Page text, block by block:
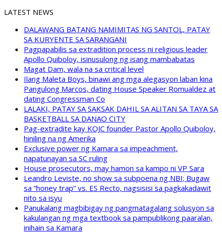
LATEST NEWS
DALAWANG BATANG NAMIMITAS NG SANTOL, PATAY
SA KURYENTE SA SARANGANI
Pagpapabilis sa extradition process ni religious leader
Apollo Quiboloy, isinusulong ng isang mambabatas
Magat Dam, wala na sa critical level
Ilang Maleta Boys, binawi ang mga alegasyon laban kina
Pangulong Marcos, dating House Speaker Romualdez at
dating Congressman Co
LALAKI, PATAY SA SAKSAK DAHIL SA ALITAN SA TAYA SA
BASKETBALL SA DANAO CITY
Pag-extradite kay KOJC founder Pastor Apollo Quiboloy,
hiniling na ng Amerika
Exclusive power ng Kamara sa impeachment,
napatunayan sa SC ruling
House prosecutors, may hamon sa kampo ni VP Sara
Leandro Leviste, no show sa subpoena ng NBI; Bugaw
sa “honey trap” vs. ES Recto, nagsisisi sa pagkakadawit
nito sa isyu
Panukalang magbibigay ng pangmatagalang solusyon sa
kakulangan ng mga textbook sa pampublikong paaralan,
inihain sa Kamara